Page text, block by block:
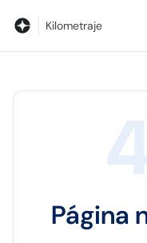
Kilometraje
Página